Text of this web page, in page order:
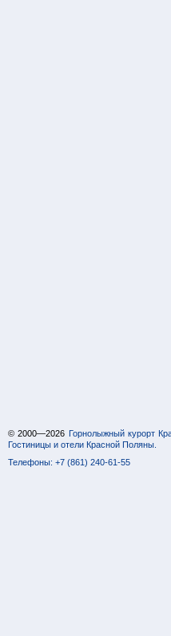
© 2000—2026 Горнолыжный курорт
Гостиницы и отели Красной Поляны.
Телефоны: +7 (861) 240-61-55